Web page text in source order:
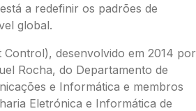
a redefinir os padrões de
global.
Control), desenvolvido em 2014 por
Rocha, do Departamento de
e Informática e membros
Eletrónica e Informática de